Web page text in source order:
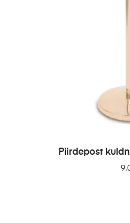
LISA
Piirdepost